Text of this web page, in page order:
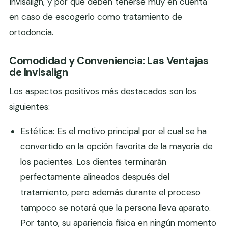
en caso de escogerlo como tratamiento de
ortodoncia.
Comodidad y Conveniencia: Las Ventajas
de Invisalign
Los aspectos positivos más destacados son los
siguientes:
Estética: Es el motivo principal por el cual se ha
convertido en la opción favorita de la mayoría de
los pacientes. Los dientes terminarán
perfectamente alineados después del
tratamiento, pero además durante el proceso
tampoco se notará que la persona lleva aparato.
Por tanto, su apariencia física en ningún momento